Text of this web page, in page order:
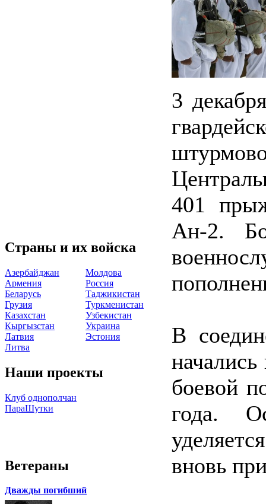
Страны и их войска
Азербайджан
Армения
Беларусь
Грузия
Казахстан
Кыргызстан
Латвия
Литва
Молдова
Россия
Таджикистан
Туркменистан
Узбекистан
Украина
Эстония
Наши проекты
Клуб однополчан
ПараШутки
Ветераны
Дважды погибший
3
401
Ан-2.
В
боевой
года.
вновь